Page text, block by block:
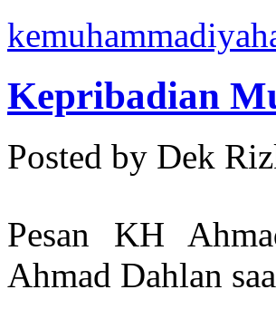
Kepribadian
Posted by Dek
Pesan KH
Ahmad Dahlan